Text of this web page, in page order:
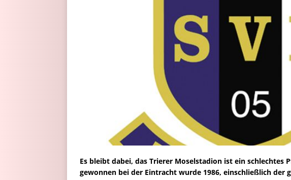
Es bleibt dabei, das Trierer Moselstadion ist ein schlechtes
gewonnen bei der Eintracht wurde 1986, einschließlich der